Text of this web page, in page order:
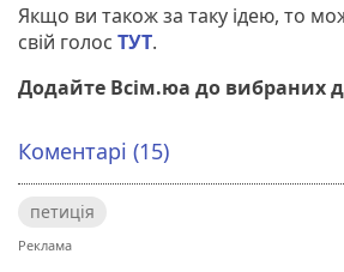
Якщо ви також за таку ідею, то
свій голос ТУТ.
Додайте Всім.юа до вибраних
Коментарі (15)
петиція